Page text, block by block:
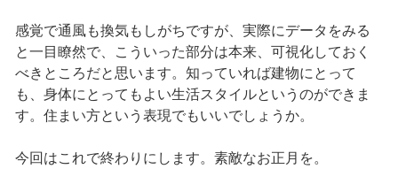
感覚で通風も換気もしがちですが、実際にデータをみる
と一目瞭然で、こういった部分は本来、可視化しておく
べきところだと思います。知っていれば建物にとって
も、身体にとってもよい生活スタイルというのができま
す。住まい方という表現でもいいでしょうか。
今回はこれで終わりにします。素敵なお正月を。